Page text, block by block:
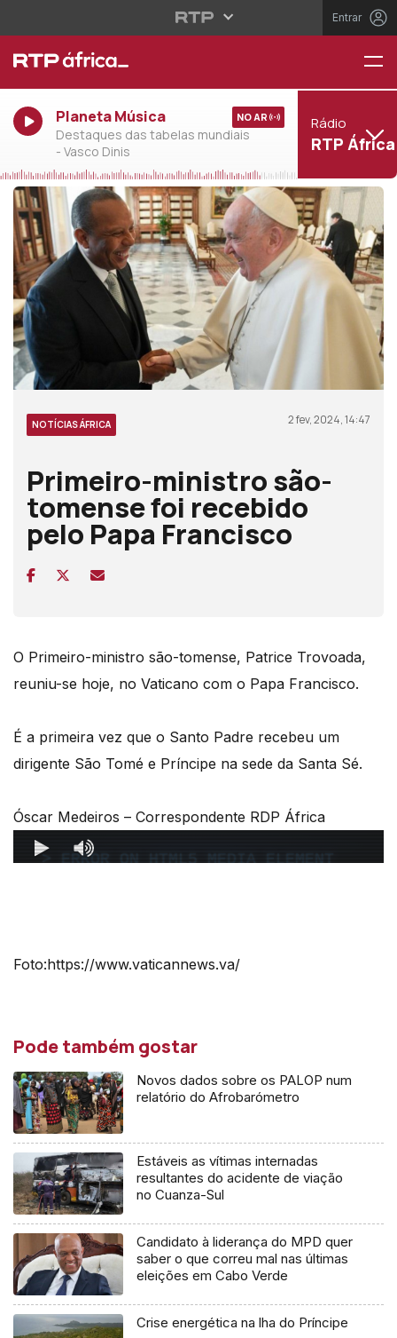
Entrar
Planeta Música
Destaques das tabelas mundiais
- Vasco Dinis
NO AR Rádio
RTP África
NOTÍCIAS ÁFRICA 2 fev, 2024, 14:47
Primeiro-ministro são-
tomense foi recebido
pelo Papa Francisco
O Primeiro-ministro são-tomense, Patrice Trovoada,
reuniu-se hoje, no Vaticano com o Papa Francisco.
É a primeira vez que o Santo Padre recebeu um
dirigente São Tomé e Príncipe na sede da Santa Sé.
Óscar Medeiros – Correspondente RDP África
Foto:https://www.vaticannews.va/
Pode também gostar
Novos dados sobre os PALOP num
relatório do Afrobarómetro
Estáveis as vítimas internadas
resultantes do acidente de viação
no Cuanza-Sul
Candidato à liderança do MPD quer
saber o que correu mal nas últimas
eleições em Cabo Verde
Crise energética na lha do Príncipe